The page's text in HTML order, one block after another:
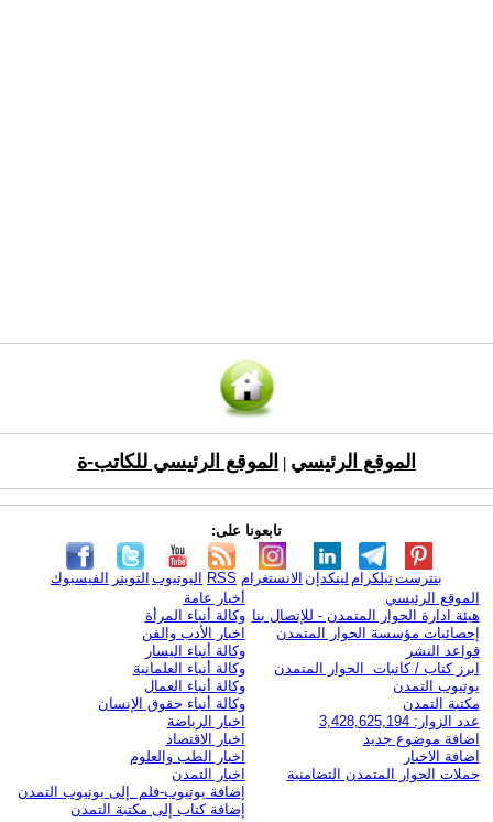
الموقع الرئيسي الموقع الرئيسي للكاتب-ة
تابعونا على:
الفيسبوك التويتر اليوتيوب RSS الانستغرام لينكدإن تيلكرامبنترست
الموقع الرئيسي
هيئة ادارة الحوار المتمدن - للإتصال بنا
إحصائيات مؤسسة الحوار المتمدن
قواعد النشر
ابرز كتاب / كاتبات الحوار المتمدن
يوتيوب التمدن
مكتبة التمدن
عدد الزوار: 3,428,625,194
اضافة موضوع جديد
اضافة الاخبار
حملات الحوار المتمدن التضامنية
أخبار عامة
وكالة أنباء المرأة
اخبار الأدب والفن
وكالة أنباء اليسار
وكالة أنباء العلمانية
وكالة أنباء العمال
وكالة أنباء حقوق الإنسان
اخبار الرياضة
اخبار الاقتصاد
اخبار الطب والعلوم
اخبار التمدن
إضافة يوتيوب-فلم إلى يوتيوب التمدن
إضافة كتاب إلى مكتبة التمدن